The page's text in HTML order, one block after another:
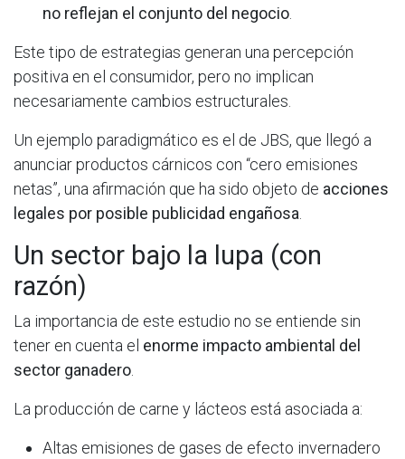
no reflejan el conjunto del negocio.
Este tipo de estrategias generan una percepción
positiva en el consumidor, pero no implican
necesariamente cambios estructurales.
Un ejemplo paradigmático es el de JBS, que llegó a
anunciar productos cárnicos con “cero emisiones
netas”, una afirmación que ha sido objeto de acciones
legales por posible publicidad engañosa.
Un sector bajo la lupa (con
razón)
La importancia de este estudio no se entiende sin
tener en cuenta el enorme impacto ambiental del
sector ganadero.
La producción de carne y lácteos está asociada a:
Altas emisiones de gases de efecto invernadero